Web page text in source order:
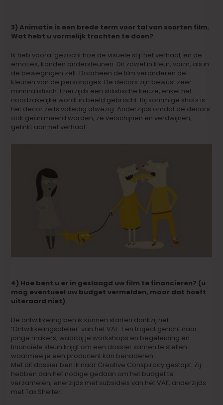
3) Animatie is een brede term voor tal van soorten film.
Wat hebt u vormelijk trachten te doen?
Ik heb vooral gezocht hoe de visuele stijl het verhaal, en de
emoties, konden ondersteunen. Dit zowel in kleur, vorm, als in
de bewegingen zelf. Doorheen de film veranderen de
kleuren van de personages. De decors zijn bewust zeer
minimalistisch. Enerzijds een stilistische keuze, enkel het
noodzakelijke wordt in beeld gebracht. Bij sommige shots is
het decor zelfs volledig afwezig. Anderzijds omdat de decors
ook geanimeerd worden, ze verschijnen en verdwijnen,
gelinkt aan het verhaal.
4) Hoe bent u er in geslaagd uw film te financieren? (u
mag eventueel uw budget vermelden, maar dat hoeft
uiteraard niet)
De ontwikkeling ben ik kunnen starten dankzij het
‘Ontwikkelingsatelier’ van het VAF. Een traject gericht naar
jonge makers, waarbij je workshops en begeleiding en
financiële steun krijgt om een dossier samen te stellen
waarmee je een producent kan benaderen.
Met dit dossier ben ik naar Creative Conspiracy gestapt. Zij
hebben dan het nodige gedaan om het budget te
verzamelen, enerzijds met subsidies van het VAF, anderzijds
met Tax Shelter.